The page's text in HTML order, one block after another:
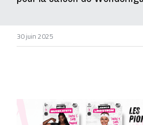
30 juin 2025